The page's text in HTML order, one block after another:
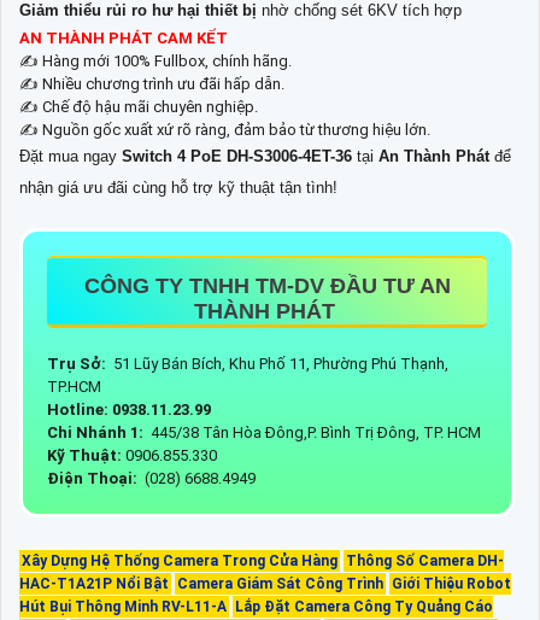
Giảm thiểu rủi ro hư hại thiết bị nhờ chống sét 6KV tích hợp
AN THÀNH PHÁT CAM KẾT
✍️ Hàng mới 100% Fullbox, chính hãng.
✍️ Nhiều chương trình ưu đãi hấp dẫn.
✍️ Chế độ hậu mãi chuyên nghiệp.
✍️ Nguồn gốc xuất xứ rõ ràng, đảm bảo từ thương hiệu lớn.
Đặt mua ngay Switch 4 PoE DH-S3006-4ET-36 tại An Thành Phátđể
nhận giá ưu đãi cùng hỗ trợ kỹ thuật tận tình!
CÔNG TY TNHH TM-DV ĐẦU TƯ AN
THÀNH PHÁT
Trụ Sở: 51 Lũy Bán Bích, Khu Phố 11, Phường Phú Thạnh,
TP.HCM
Hotline: 0938.11.23.99
Chi Nhánh 1: 445/38 Tân Hòa Đông,P. Bình Trị Đông, TP. HCM
Kỹ Thuật: 0906.855.330
Điện Thoại: (028) 6688.4949
Xây Dựng Hệ Thống Camera Trong Cửa Hàng Thông Số Camera DH-
HAC-T1A21P Nổi Bật
Camera Giám Sát Công Trình Giới Thiệu Robot
Hút Bụi Thông Minh RV-L11-A
Lắp Đặt Camera Công Ty Quảng Cáo